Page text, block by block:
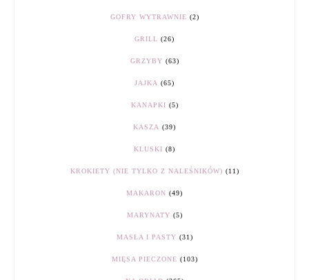
GOFRY WYTRAWNIE (2)
GRILL (26)
GRZYBY (63)
JAJKA (65)
KANAPKI (5)
KASZA (39)
KLUSKI (8)
KROKIETY (NIE TYLKO Z NALEŚNIKÓW) (11)
MAKARON (49)
MARYNATY (5)
MASŁA I PASTY (31)
MIĘSA PIECZONE (103)